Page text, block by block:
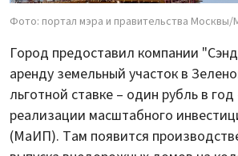
Фото: портал мэра и правительства
Город предоставил компании
аренду земельный участок в
льготной ставке – один рубль в
реализации масштабного
(МаИП). Там появится